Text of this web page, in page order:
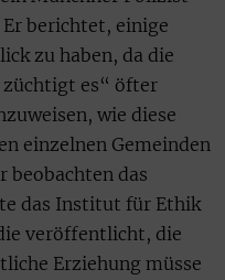
berichtet, einige
zu haben, da die
es“ öfter
wie diese
einzelnen Gemeinden
beobachten das
das Institut für Ethik
veröffentlicht, die
Erziehung müsse